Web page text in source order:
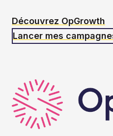
Découvrez OpGrowth
Lancer mes